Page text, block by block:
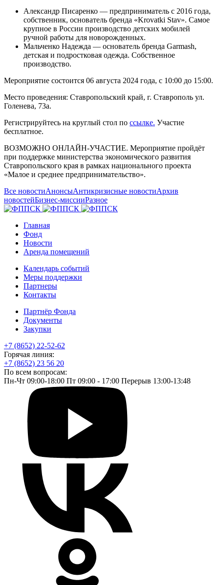
Александр Писаренко — предприниматель с 2016 года,
собственник, основатель бренда «Krovatki Stav». Самое
крупное в России производство детских мобилей
ручной работы для новорожденных.
Мальченко Надежда — основатель бренда Garmash,
детская и подростковая одежда. Собственное
производство.
Мероприятие состоится 06 августа 2024 года, с 10:00 до 15:00.
Место проведения: Ставропольский край, г. Ставрополь ул.
Голенева, 73а.
Регистрируйтесь на круглый стол по ссылке. Участие
бесплатное.
ВОЗМОЖНО ОНЛАЙН-УЧАСТИЕ. Мероприятие пройдёт
при поддержке министерства экономического развития
Ставропольского края в рамках национального проекта
«Малое и среднее предпринимательство».
Все новостиАнонсыАнтикризисные новостиАрхив
новостейБизнес-миссииРазное
Главная
Фонд
Новости
Аренда помещений
Календарь событий
Меры поддержки
Партнеры
Контакты
Партнёр Фонда
Документы
Закупки
+7 (8652) 22-52-62
Горячая линия:
+7 (8652) 23 56 20
По всем вопросам:
Пн-Чт 09:00-18:00 Пт 09:00 - 17:00 Перерыв 13:00-13:48